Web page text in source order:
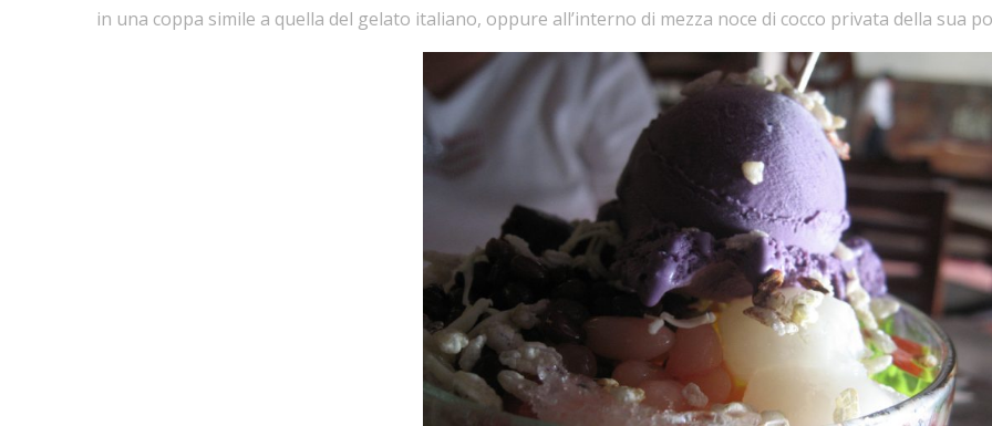
in una coppa simile a quella del gelato italiano, oppure all’interno di mezza noce di cocco privata della sua